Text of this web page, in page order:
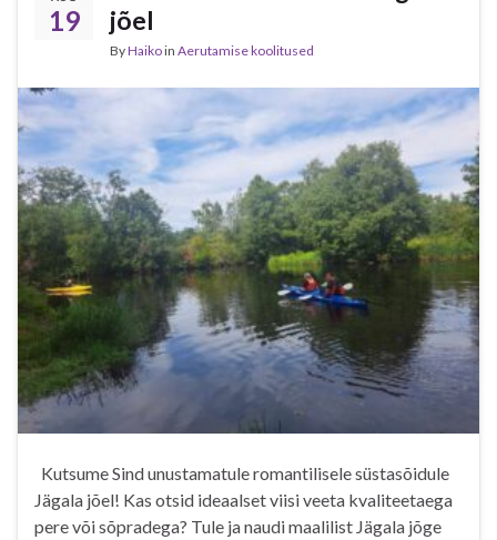
19
jõel
ByHaikoin Aerutamise koolitused
Kutsume Sind unustamatule romantilisele süstasõidule
Jägala jõel! Kas otsid ideaalset viisi veeta kvaliteetaega
pere või sõpradega? Tule ja naudi maalilist Jägala jõge